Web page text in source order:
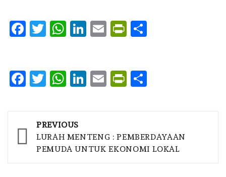
Facebook
Twitter
WhatsApp
LinkedIn
EmailPrintFriendly
Facebook
Twitter
WhatsApp
LinkedIn
EmailPrintFriendly
Post
navigation
PREVIOUS
LURAH MENTENG : PEMBERDAYAAN
PEMUDA UNTUK EKONOMI LOKAL